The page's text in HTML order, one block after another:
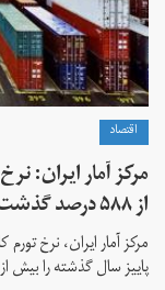
اقتصاد
مرکز آمار ایران:
از ۵۸۸ درصد گذشت
مرکز آمار ایران، نرخ
پاییز سال گذشته را بیش از ۵۸۸ درصد و نرخ تورم سالانه این کالاها را بیش از...